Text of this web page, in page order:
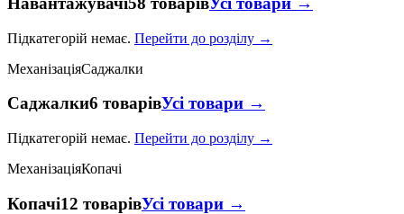
Підкатегорій немає. Перейти до розділу →
МеханізаціяСаджалки
Саджалки6 товарівУсі товари →
Підкатегорій немає. Перейти до розділу →
МеханізаціяКопачі
Копачі12 товарівУсі товари →